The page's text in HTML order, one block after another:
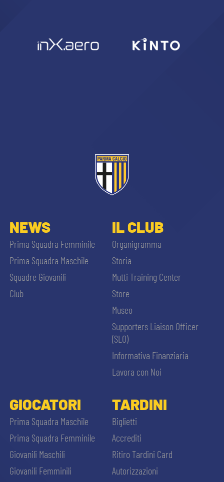
NEWS
Prima Squadra Femminile
Prima Squadra Maschile
Squadre Giovanili
Club
IL CLUB
Organigramma
Storia
Mutti Training Center
Store
Museo
Supporters Liaison Officer
(SLO)
Informativa Finanziaria
Lavora con Noi
GIOCATORI
Prima Squadra Maschile
Prima Squadra Femminile
Giovanili Maschili
Giovanili Femminili
TARDINI
Biglietti
Accrediti
Ritiro Tardini Card
Autorizzazioni